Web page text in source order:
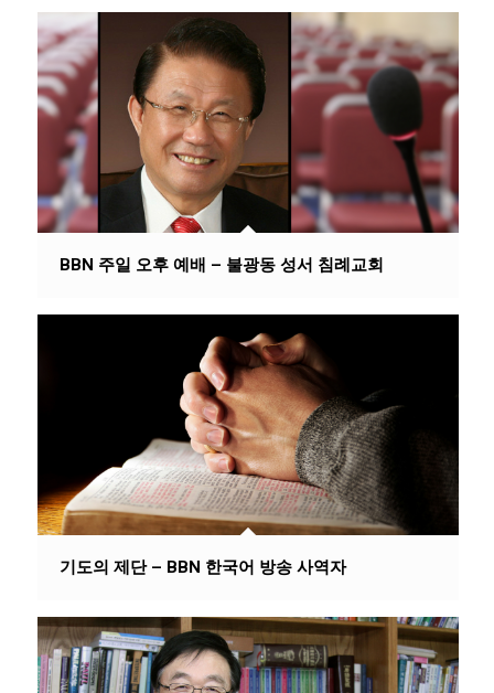
BBN 주일 오후 예배 – 불광동 성서 침례교회
기도의 제단 – BBN 한국어 방송 사역자